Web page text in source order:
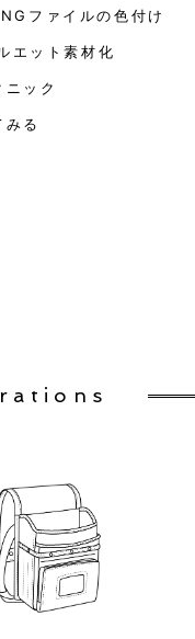
ファイルの色付け
エット素材化
ック
る